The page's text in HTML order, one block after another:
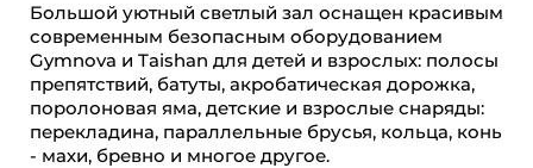
Большой уютный светлый зал оснащен красивым
современным безопасным оборудованием
Gymnova и Taishan для детей и взрослых: полосы
препятствий, батуты, акробатическая дорожка,
поролоновая яма, детские и взрослые снаряды:
перекладина, параллельные брусья, кольца, конь
- махи, бревно и многое другое.